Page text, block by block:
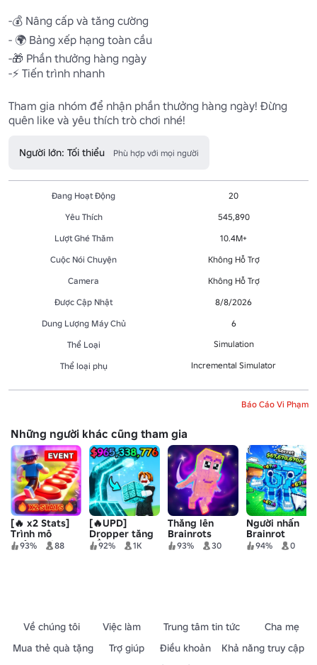
-💰 Nâng cấp và tăng cường
- 🌍 Bảng xếp hạng toàn cầu
-🎁 Phần thưởng hàng ngày
-⚡ Tiến trình nhanh
Tham gia nhóm để nhận phần thưởng hàng ngày! Đừng
quên like và yêu thích trò chơi nhé!
Người lớn: Tối thiểu Phù hợp với mọi người
Đang Hoạt Động
20
Yêu Thích
545,890
Lượt Ghé Thăm
10.4M+
Cuộc Nói Chuyện
Không Hỗ Trợ
Camera
Không Hỗ Trợ
Được Cập Nhật
8/8/2026
Dung Lượng Máy Chủ
6
Thể Loại
Simulation
Thể loại phụ Incremental Simulator
Báo Cáo Vi Phạm
Những người khác cũng tham gia
[🔥 x2 Stats]
Trình mô
phỏng nút
93% 88
[🔥UPD]
Dropper tăng
dần92% 1K
Thăng lên
Brainrots
93% 30
Người nhấn
Brainrot
94% 0
Về chúng tôi Việc làm Trung tâm tin tức
Cha mẹ
Mua thẻ quà tặng
Trợ giúp Điều khoản
Khả năng truy cập